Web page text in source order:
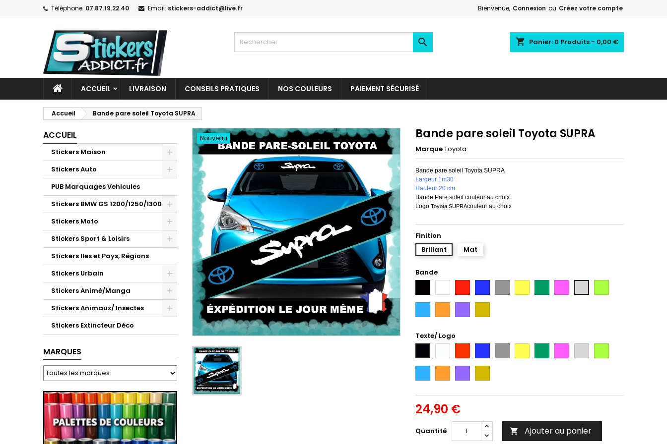
Téléphone: 07.87.19.22.40 Email: stickers-addict@live.fr Bienvenue, Connexion ou Créez votre compte
shopping_cart Panier: 0 Produits - 0,00 €

ACCUEIL LIVRAISON CONSEILS PRATIQUES NOS COULEURS PAIEMENT SÉCURISÉ
Accueil Bande pare soleil Toyota SUPRA
ACCUEIL
Stickers Maison
Stickers Auto
PUB Marquages Vehicules
Stickers BMW GS 1200/1250/1300
Stickers Moto
Stickers Sport & Loisirs
Stickers Iles et Pays, Régions
Stickers Urbain
Stickers Animé/Manga
Stickers Animaux/ Insectes
Stickers Extincteur Déco
MARQUES
Nouveau Bande pare soleil Toyota SUPRA
MarqueToyota
Bande pare soleil Toyota SUPRA
Largeur 1m30
Hauteur 20 cm
Bande Pare soleil couleur au choix
Logo Toyota SUPRAcouleur au choix
Finition
Brillant
Mat
Bande
ArgentCitron
Intense
Texte/ Logo
ArgentCitron
Intense
24,90 €
Quantité  Ajouter au panier